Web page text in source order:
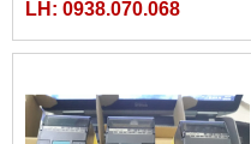
LH: 0938.070.068